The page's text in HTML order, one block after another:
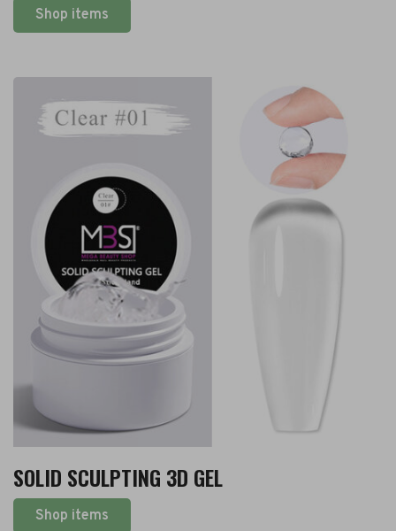
Shop items
SOLID SCULPTING 3D GEL
Shop items